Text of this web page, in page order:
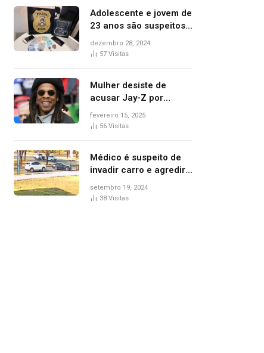
Grammy 2025
Adolescente e jovem de
23 anos são suspeitos
de vender drogas
próximo de delegacia e
dezembro 28, 2024
57 Visitas
Mulher desiste de
acusar Jay-Z por
estupro, diz revista
fevereiro 15, 2025
56 Visitas
Médico é suspeito de
invadir carro e agredir
delegado aposentado
durante confusão no
setembro 19, 2024
38 Visitas